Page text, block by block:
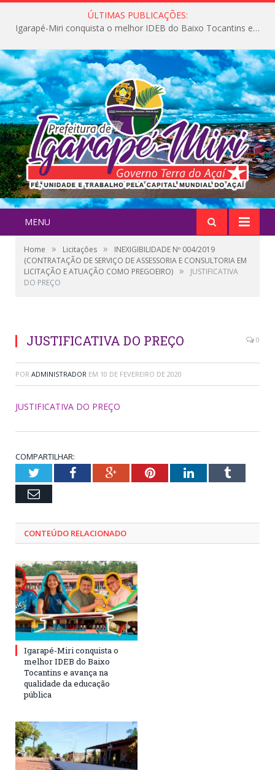
ÚLTIMAS PUBLICAÇÕES:
Igarapé-Miri conquista o melhor IDEB do Baixo Tocantins e avança na qualidade da educação pública
MENU
Home » Licitações »
INEXIGIBILIDADE Nº 004/2019
(CONTRATAÇÃO DE SERVIÇO DE ASSESSORIA E CONSULTORIA EM
LICITAÇÃO E ATUAÇÃO COMO PREGOEIRO) »
JUSTIFICATIVA
DO PREÇO
JUSTIFICATIVA DO PREÇO 0
POR ADMINISTRADOR EM 10 DE FEVEREIRO DE 2020
JUSTIFICATIVA DO PREÇO
COMPARTILHAR:
TwitterFacebookGoogle+PinterestLinkedInTumblr
Email
CONTEÚDO RELACIONADO
Igarapé-Miri conquista o
melhor IDEB do Baixo
Tocantins e avança na
qualidade da educação
pública